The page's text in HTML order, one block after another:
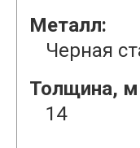
Металл:
Черная
Толщина,
14